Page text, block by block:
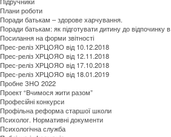
Плани роботи
Поради батькам – здорове харчування.
Поради батькам: як підготувати дитину до відпочинку
Посилання на форми звітності
Прес-реліз ХРЦОЯО від 10.12.2018
Прес-реліз ХРЦОЯО від 12.11.2018
Прес-реліз ХРЦОЯО від 17.10.2018
Прес-реліз ХРЦОЯО від 18.01.2019
Пробне ЗНО 2022
Проект “Вчимося жити разом”
Професійні конкурси
Профільна реформа старшої школи
Психолог. Нормативні документи
Психологічна служба